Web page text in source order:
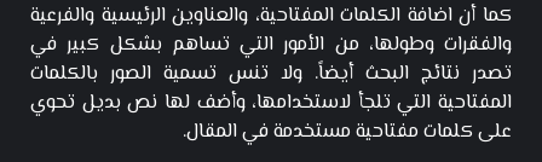
كما أن اضافة الكلمات المفتاحية، والعناوين الرئيسية والفرعية
والفقرات وطولها، من الأمور التي تساهم بشكل كبير في
تصدر نتائج البحث أيضاً. ولا تنس تسمية الصور بالكلمات
المفتاحية التي تلجأ لاستخدامها، وأضف لها نص بديل تحوي
على كلمات مفتاحية مستخدمة في المقال.